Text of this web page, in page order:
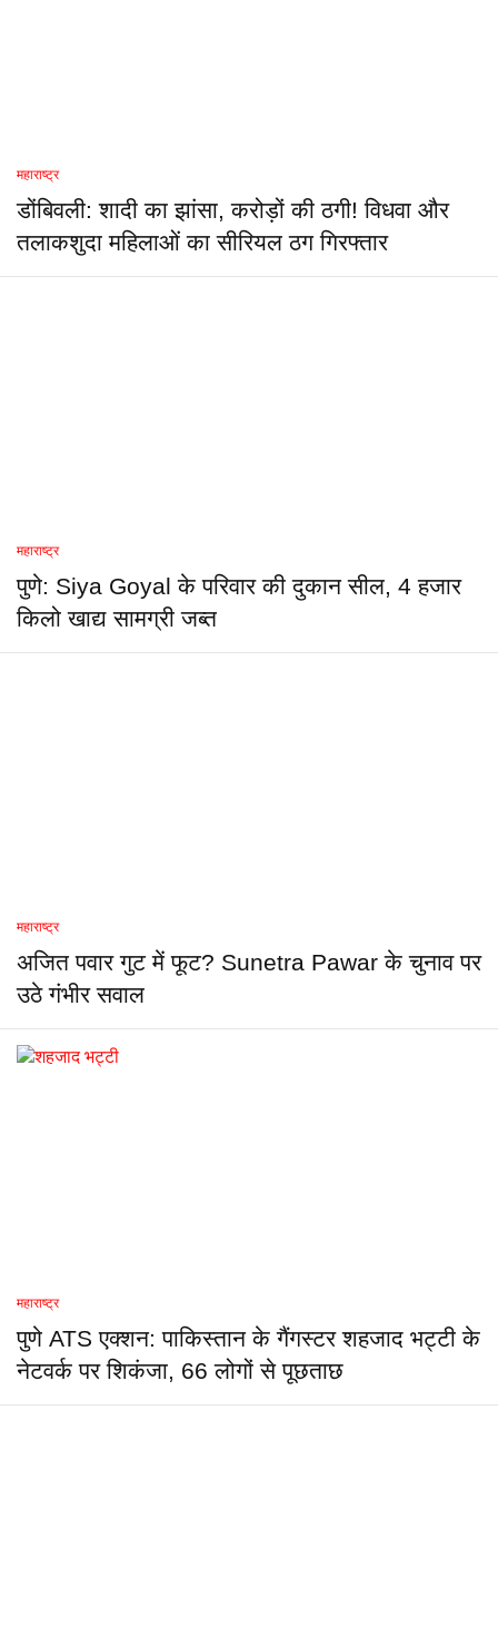
महाराष्ट्र
डोंबिवली: शादी का झांसा, करोड़ों की ठगी! विधवा और
तलाकशुदा महिलाओं का सीरियल ठग गिरफ्तार
महाराष्ट्र
पुणे: Siya Goyal के परिवार की दुकान सील, 4 हजार
किलो खाद्य सामग्री जब्त
महाराष्ट्र
अजित पवार गुट में फूट? Sunetra Pawar के चुनाव पर
उठे गंभीर सवाल
महाराष्ट्र
पुणे ATS एक्शन: पाकिस्तान के गैंगस्टर शहजाद भट्टी के
नेटवर्क पर शिकंजा, 66 लोगों से पूछताछ